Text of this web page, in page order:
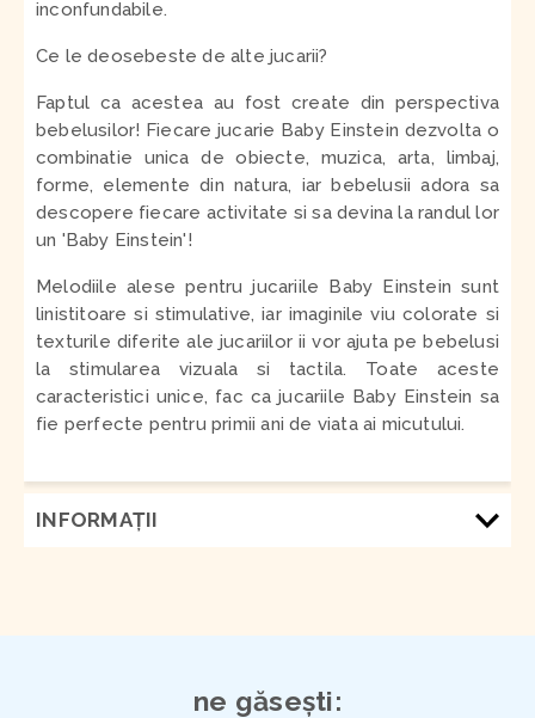
inconfundabile.
Ce le deosebeste de alte jucarii?
Faptul ca acestea au fost create din perspectiva
bebelusilor! Fiecare jucarie Baby Einstein dezvolta o
combinatie unica de obiecte, muzica, arta, limbaj,
forme, elemente din natura, iar bebelusii adora sa
descopere fiecare activitate si sa devina la randul lor
un 'Baby Einstein'!
Melodiile alese pentru jucariile Baby Einstein sunt
linistitoare si stimulative, iar imaginile viu colorate si
texturile diferite ale jucariilor ii vor ajuta pe bebelusi
la stimularea vizuala si tactila. Toate aceste
caracteristici unice, fac ca jucariile Baby Einstein sa
fie perfecte pentru primii ani de viata ai micutului.
INFORMAŢII
ne găsești: